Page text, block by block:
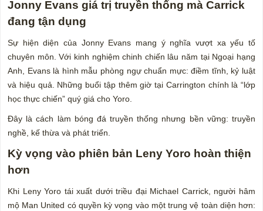
Jonny Evans giá trị truyền thống mà Carrick
đang tận dụng
Sự hiện diện của Jonny Evans mang ý nghĩa vượt xa yếu tố
chuyên môn. Với kinh nghiệm chinh chiến lâu năm tại Ngoại hạng
Anh, Evans là hình mẫu phòng ngự chuẩn mực: điềm tĩnh, kỷ luật
và hiệu quả. Những buổi tập thêm giờ tại Carrington chính là “lớp
học thực chiến” quý giá cho Yoro.
Đây là cách làm bóng đá truyền thống nhưng bền vững: truyền
nghề, kế thừa và phát triển.
Kỳ vọng vào phiên bản Leny Yoro hoàn thiện
hơn
Khi Leny Yoro tái xuất dưới triều đại Michael Carrick, người hâm
mộ Man United có quyền kỳ vọng vào một trung vệ toàn diện hơn: